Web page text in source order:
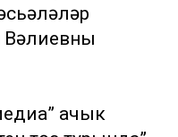
Вәлиевны
ачык